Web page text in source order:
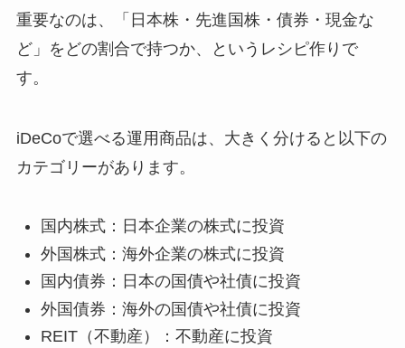
重要なのは、「日本株・先進国株・債券・現金な
ど」をどの割合で持つか、というレシピ作りで
す。
iDeCoで選べる運用商品は、大きく分けると以下の
カテゴリーがあります。
国内株式：日本企業の株式に投資
外国株式：海外企業の株式に投資
国内債券：日本の国債や社債に投資
外国債券：海外の国債や社債に投資
REIT（不動産）：不動産に投資